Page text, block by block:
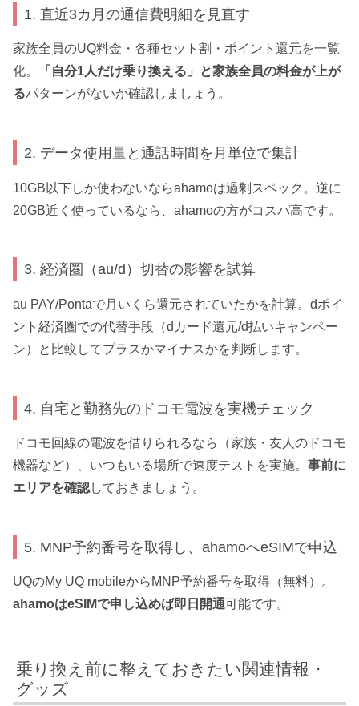
1. 直近3カ月の通信費明細を見直す
家族全員のUQ料金・各種セット割・ポイント還元を一覧
化。
「自分1人だけ乗り換える」と家族全員の料金が上が
るパターンがないか確認しましょう。
2. データ使用量と通話時間を月単位で集計
10GB以下しか使わないならahamoは過剰スペック。逆に
20GB近く使っているなら、ahamoの方がコスパ高です。
3. 経済圏（au/d）切替の影響を試算
au PAY/Pontaで月いくら還元されていたかを計算。dポイ
ント経済圏での代替手段（dカード還元/d払いキャンペー
ン）と比較してプラスかマイナスかを判断します。
4. 自宅と勤務先のドコモ電波を実機チェック
ドコモ回線の電波を借りられるなら（家族・友人のドコモ
機器など）、いつもいる場所で速度テストを実施。 事前に
エリアを確認しておきましょう。
5. MNP予約番号を取得し、ahamoへeSIMで申込
UQのMy UQ mobileからMNP予約番号を取得（無料）。
ahamoはeSIMで申し込めば即日開通可能です。
乗り換え前に整えておきたい関連情報・
グッズ